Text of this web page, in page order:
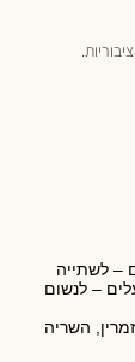
– לשתייה
– לנשום
השריה